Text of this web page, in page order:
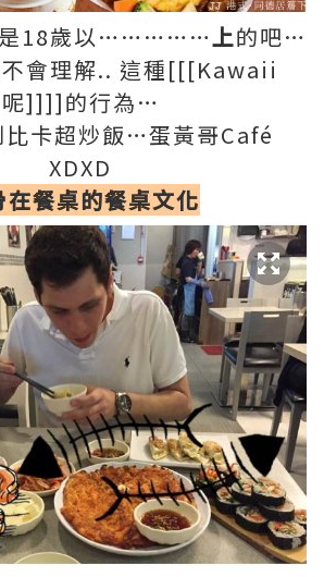
是18歲以……………上的吧…
不會理解.. 這種[[[Kawaii
呢]]]]的行為…
比卡超炒飯…蛋黃哥Café
XDXD
在餐桌的餐桌文化